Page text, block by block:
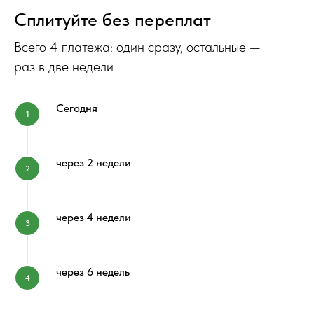
Сплитуйте без переплат
Всего 4 платежа: один сразу, остальные —
раз в две недели
Сегодня
через 2 недели
через 4 недели
через 6 недель